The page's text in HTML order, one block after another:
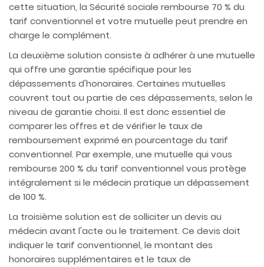
cette situation, la Sécurité sociale rembourse 70 % du
tarif conventionnel et votre mutuelle peut prendre en
charge le complément.
La deuxième solution consiste à adhérer à une mutuelle
qui offre une garantie spécifique pour les
dépassements d'honoraires. Certaines mutuelles
couvrent tout ou partie de ces dépassements, selon le
niveau de garantie choisi. Il est donc essentiel de
comparer les offres et de vérifier le taux de
remboursement exprimé en pourcentage du tarif
conventionnel. Par exemple, une mutuelle qui vous
rembourse 200 % du tarif conventionnel vous protège
intégralement si le médecin pratique un dépassement
de 100 %.
La troisième solution est de solliciter un devis au
médecin avant l'acte ou le traitement. Ce devis doit
indiquer le tarif conventionnel, le montant des
honoraires supplémentaires et le taux de